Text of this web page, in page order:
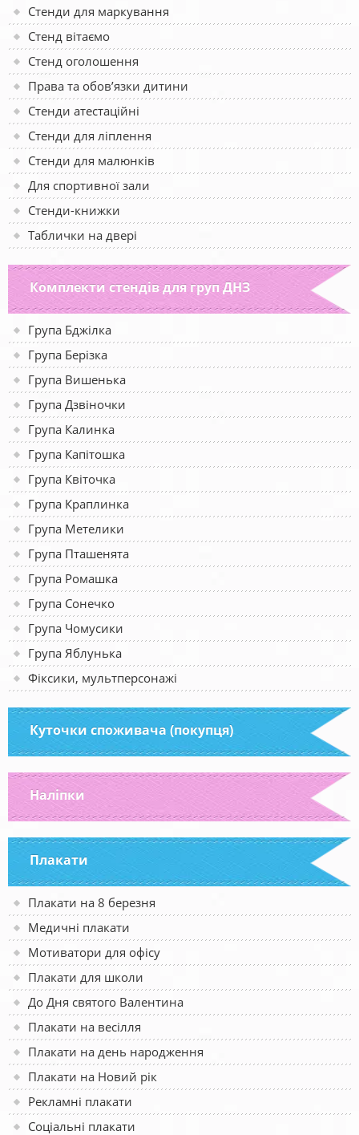
Стенди для маркування
Стенд вітаємо
Стенд оголошення
Права та обов’язки дитини
Стенди атестаційні
Стенди для ліплення
Стенди для малюнків
Для спортивної зали
Стенди-книжки
Таблички на двері
Комплекти стендів для груп ДНЗ
Група Бджілка
Група Берізка
Група Вишенька
Група Дзвіночки
Група Калинка
Група Капітошка
Група Квіточка
Група Краплинка
Група Метелики
Група Пташенята
Група Ромашка
Група Сонечко
Група Чомусики
Група Яблунька
Фіксики, мультперсонажі
Куточки споживача (покупця)
Наліпки
Плакати
Плакати на 8 березня
Медичні плакати
Мотиватори для офісу
Плакати для школи
До Дня святого Валентина
Плакати на весілля
Плакати на день народження
Плакати на Новий рік
Рекламні плакати
Соціальні плакати